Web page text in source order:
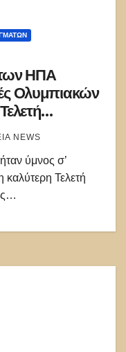
ΗΠΑ
Ολυμπιακών
NEWS
ύμνος σ’
Τελετή